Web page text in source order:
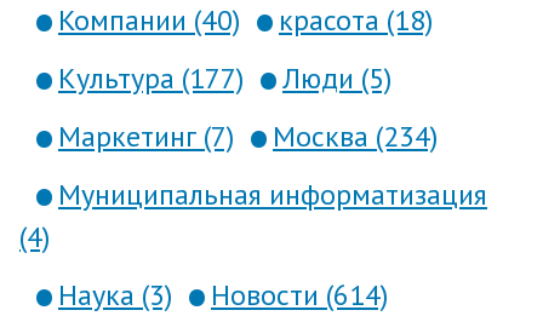
Компании (40)
красота (18)
Культура (177)
Люди (5)
Маркетинг (7)
Москва (234)
Муниципальная информатизация
(4)
Наука (3)
Новости (614)